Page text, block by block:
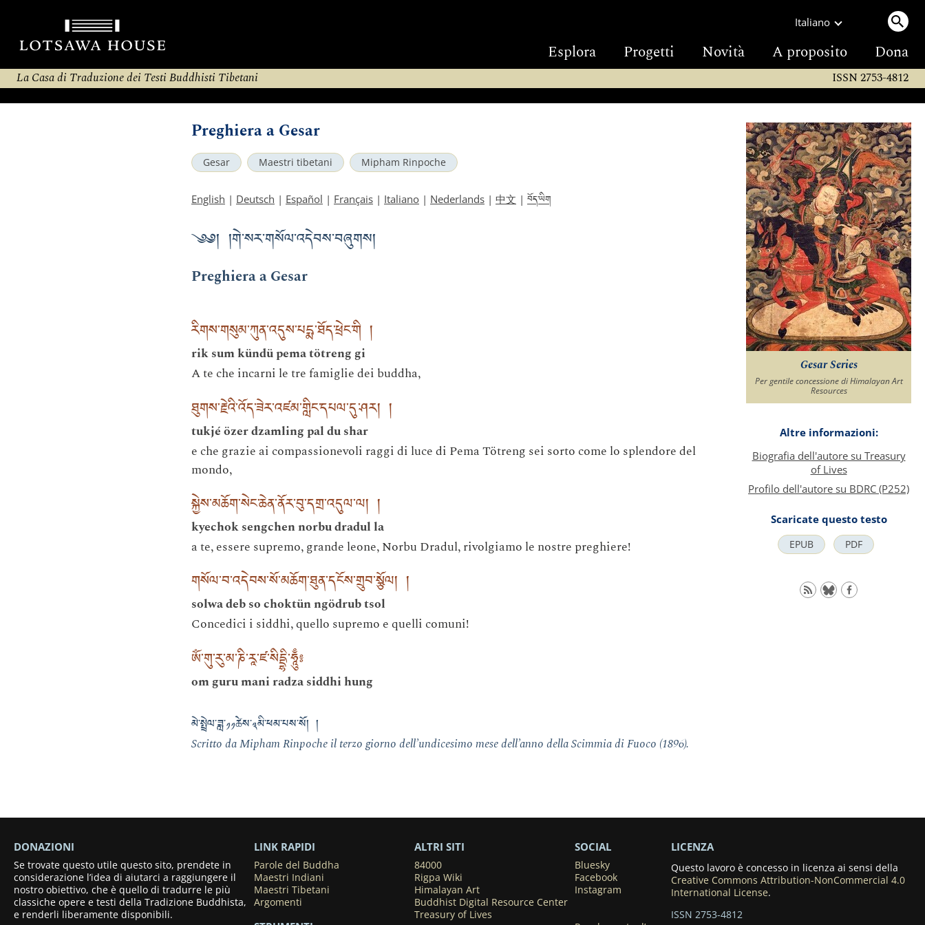
Italiano
Esplora Progetti Novità A proposito Dona
La Casa di Traduzione dei Testi Buddhisti Tibetani ISSN 2753-4812
Preghiera a Gesar
Gesar Maestri tibetani Mipham Rinpoche
English | Deutsch | Español | Français | Italiano | Nederlands | 中文 | བོད་ཡིག
༄༅། །གེ་སར་གསོལ་འདེབས་བཞུགས།
Preghiera a Gesar
རིགས་གསུམ་ཀུན་འདུས་པདྨ་ཐོད་ཕྲེང་གི །
rik sum kündü pema tötreng gi
A te che incarni le tre famiglie dei buddha,
ཐུགས་རྗེའི་འོད་ཟེར་འཛམ་གླིང་དཔལ་དུ་ཤར། །
tukjé özer dzamling pal du shar
e che grazie ai compassionevoli raggi di luce di Pema Tötreng sei sorto come lo splendore del
mondo,
སྐྱེས་མཆོག་སེང་ཆེན་ནོར་བུ་དགྲ་འདུལ་ལ། །
kyechok sengchen norbu dradul la
a te, essere supremo, grande leone, Norbu Dradul, rivolgiamo le nostre preghiere!
གསོལ་བ་འདེབས་སོ་མཆོག་ཐུན་དངོས་གྲུབ་སྩོལ། །
solwa deb so choktün ngödrub tsol
Concedici i siddhi, quello supremo e quelli comuni!
ཨོཾ་གུ་རུ་མ་ཎི་རཱ་ཛ་སིདྡྷི་ཧཱུྃ༔
om guru mani radza siddhi hung
མེ་སྤྲེལ་ཟླ་༡༡ཚེས་༣མི་ཕམ་པས་སོ། །
Scritto da Mipham Rinpoche il terzo giorno dell’undicesimo mese dell’anno della Scimmia di Fuoco (1896).
Gesar Series
Per gentile concessione di Himalayan Art
Resources
Altre informazioni:
Biografia dell'autore su Treasury
of Lives
Profilo dell'autore su BDRC (P252)
Scaricate questo testo
EPUB PDF
DONAZIONI
Se trovate questo utile questo sito, prendete in
considerazione l’idea di aiutarci a raggiungere il
nostro obiettivo, che è quello di tradurre le più
classiche opere e testi della Tradizione Buddhista,
e renderli liberamente disponibili.
LINK RAPIDI
Parole del Buddha
Maestri Indiani
Maestri Tibetani
Argomenti
ALTRI SITI
84000
Rigpa Wiki
Himalayan Art
Buddhist Digital Resource Center
Treasury of Lives
SOCIAL
Bluesky
Facebook
Instagram
LICENZA
Questo lavoro è concesso in licenza ai sensi della
Creative Commons Attribution-NonCommercial 4.0
International License.
ISSN 2753-4812